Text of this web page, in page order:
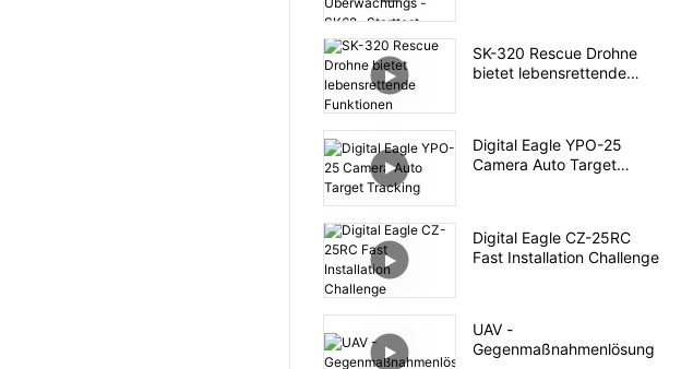
SK-320 Rescue Drohne
bietet lebensrettende
Digital Eagle YPO-25
Camera Auto Target
Digital Eagle CZ-25RC
Fast Installation Challenge
UAV -
Gegenmaßnahmenlösung